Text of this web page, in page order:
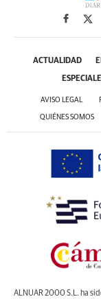
ACTUALIDAD
AVISO LEGAL
QUIÉNES SOMOS
ALNUAR 2000 S.L. ha